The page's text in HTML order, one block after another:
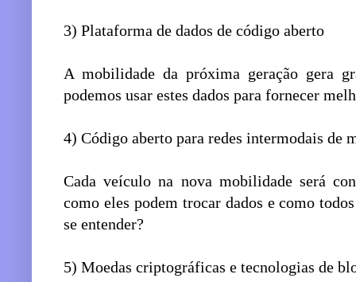
3) Plataforma de dados de código aberto
A mobilidade da próxima geração gera
podemos usar estes dados para fornecer
4) Código aberto para redes intermodais de
Cada veículo na nova mobilidade será
como eles podem trocar dados e como
se entender?
5) Moedas criptográficas e tecnologias de